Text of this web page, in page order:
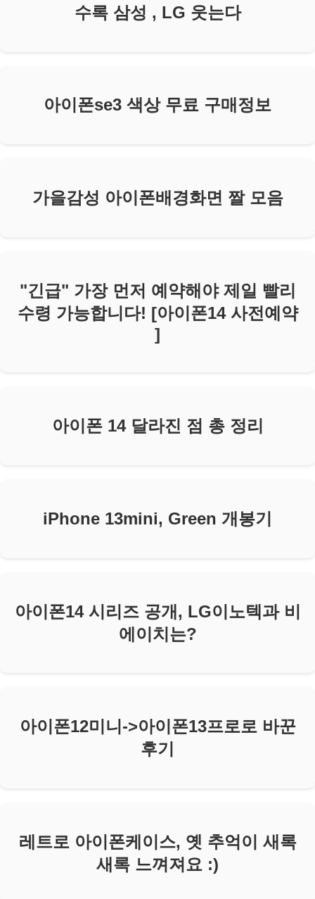
수록 삼성 , LG 웃는다
아이폰se3 색상 무료 구매정보
가을감성 아이폰배경화면 짤 모음
"긴급" 가장 먼저 예약해야 제일 빨리
수령 가능합니다! [아이폰14 사전예약
]
아이폰 14 달라진 점 총 정리
iPhone 13mini, Green 개봉기
아이폰14 시리즈 공개, LG이노텍과 비
에이치는?
아이폰12미니->아이폰13프로로 바꾼
후기
레트로 아이폰케이스, 옛 추억이 새록
새록 느껴져요 :)